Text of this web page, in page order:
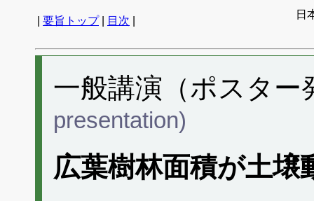
要旨トップ| 目次
日
一般講演（ポスタ
presentation)
広葉樹林面積が土壌